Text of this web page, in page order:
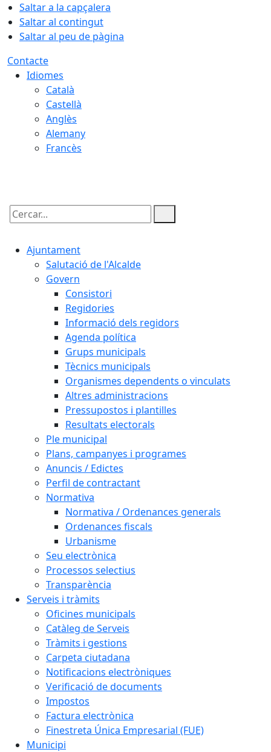
Saltar a la capçalera
Saltar al contingut
Saltar al peu de pàgina
Contacte
Idiomes
Català
Castellà
Anglès
Alemany
Francès
Cercar:
Ajuntament
Salutació de l'Alcalde
Govern
Consistori
Regidories
Informació dels regidors
Agenda política
Grups municipals
Tècnics municipals
Organismes dependents o vinculats
Altres administracions
Pressupostos i plantilles
Resultats electorals
Ple municipal
Plans, campanyes i programes
Anuncis / Edictes
Perfil de contractant
Normativa
Normativa / Ordenances generals
Ordenances fiscals
Urbanisme
Seu electrònica
Processos selectius
Transparència
Serveis i tràmits
Oficines municipals
Catàleg de Serveis
Tràmits i gestions
Carpeta ciutadana
Notificacions electròniques
Verificació de documents
Impostos
Factura electrònica
Finestreta Única Empresarial (FUE)
Municipi